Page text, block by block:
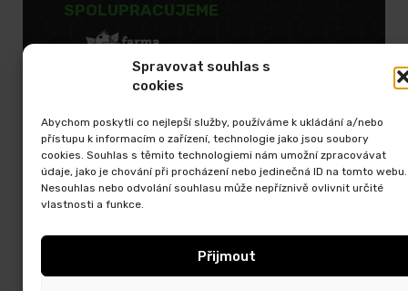
Spravovat souhlas s
cookies
Abychom poskytli co nejlepší služby, používáme k ukládání a/nebo
přístupu k informacím o zařízení, technologie jako jsou soubory
cookies. Souhlas s těmito technologiemi nám umožní zpracovávat
údaje, jako je chování při procházení nebo jedinečná ID na tomto webu.
Nesouhlas nebo odvolání souhlasu může nepříznivě ovlivnit určité
vlastnosti a funkce.
Přijmout
SPOLUPRACUJEME